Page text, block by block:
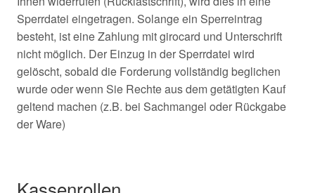
Sperrdatei eingetragen. Solange ein Sperreintrag
besteht, ist eine Zahlung mit girocard und Unterschrift
nicht möglich. Der Einzug in der Sperrdatei wird
gelöscht, sobald die Forderung vollständig beglichen
wurde oder wenn Sie Rechte aus dem getätigten Kauf
geltend machen (z.B. bei Sachmangel oder Rückgabe
der Ware)